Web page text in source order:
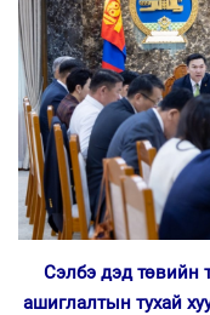
Сэлбэ дэд төвийн
ашиглалтын тухай